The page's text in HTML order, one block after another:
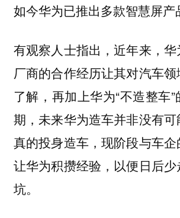
如今华为已推出多款智慧屏产
有观察人士指出，近年来，
厂商的合作经历让其对汽车
了解，再加上华为“不造整车
期，未来华为造车并非没有
真的投身造车，现阶段与车
让华为积攒经验，以便日后
坑。